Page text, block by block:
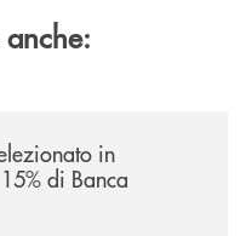
in
di Banca